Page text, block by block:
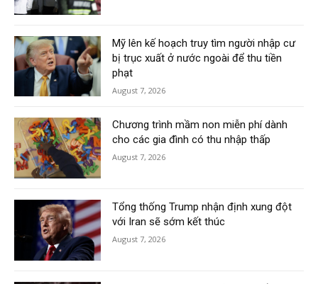
Mỹ lên kế hoạch truy tìm người nhập cư
bị trục xuất ở nước ngoài để thu tiền
phạt
August 7, 2026
Chương trình mầm non miễn phí dành
cho các gia đình có thu nhập thấp
August 7, 2026
Tổng thống Trump nhận định xung đột
với Iran sẽ sớm kết thúc
August 7, 2026